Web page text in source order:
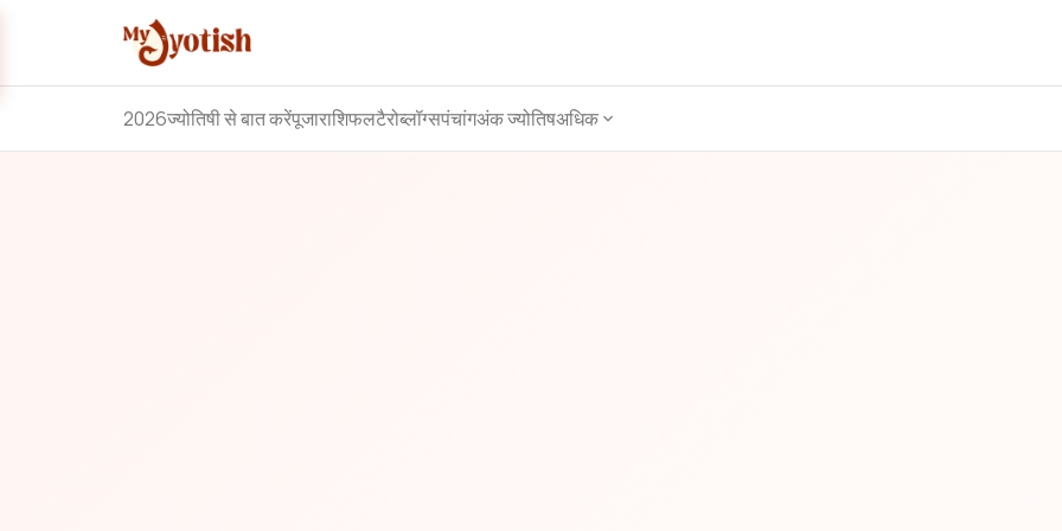
2026ज्योतिषी से बात करेंपूजाराशिफलटैरोब्लॉग्सपंचांगअंक ज्योतिषअधिक